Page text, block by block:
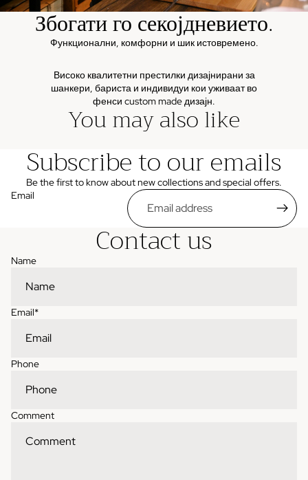
Збогати го секојдневието.
Функционални, комфорни и шик истовремено.
Високо квалитетни престилки дизајнирани за
шанкери, бариста и индивидуи кои уживаат во
фенси custom made дизајн.
You may also like
Subscribe to our emails
Be the first to know about new collections and special offers.
Email
Contact us
Name
Email*
Phone
Comment